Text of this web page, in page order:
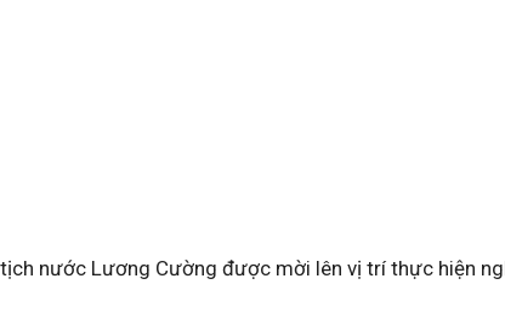
nước Lương Cường được mời lên vị trí thực hiện